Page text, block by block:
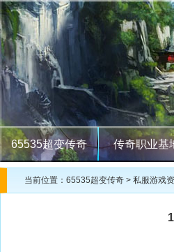
65535超变传奇 传奇职业基
当前位置： 65535超变传奇 > 私服游戏